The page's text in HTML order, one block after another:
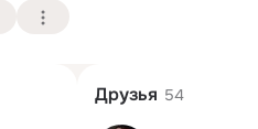
Друзья 54